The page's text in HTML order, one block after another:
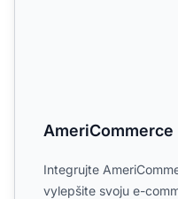
AmeriCommerce
Integrujte
vylepšite svoju e-